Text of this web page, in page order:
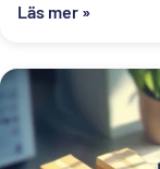
Läs mer »